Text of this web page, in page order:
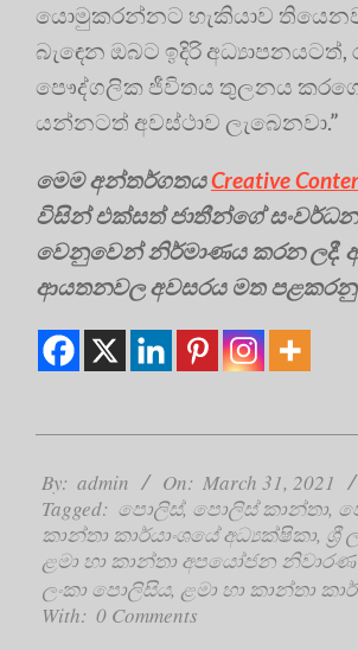
යොමුකරන්නට හැකියාව
බැඳෙන ඔබට ඉදිරි අධ්‍යාපනයටත්,
පෞද්ගලික ජීවිතය තුලනය
යන්නටත් අවස්ථාව ලැබෙනවා.”
මෙම අන්තර්ගතයCreative
විසින් එක්සත් ජාතීන්ගේ
වෙනුවෙන් නිර්මාණය කරන ලදී.
ආයතනවල අවසරය මත පළකරනු
03-
31
By: admin On: March 31, 2021
Tagged: පොලිස්, පොලිස් කාන්තා,
කාන්තා කාර්යාංශයේ අධ්‍යක්ෂිකා, ශ්‍රී
ළමා හා කාන්තා අපයෝජන නිවාරණ
ලංකා පොලිසිය, ළමා හා කාන්තා
With: 0 Comments